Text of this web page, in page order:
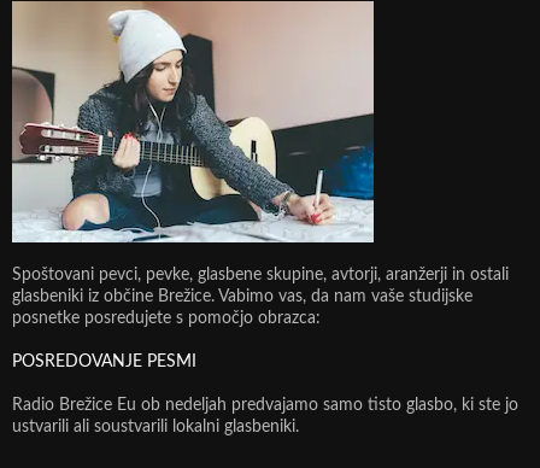
Spoštovani pevci, pevke, glasbene skupine, avtorji, aranžerji in ostali
glasbeniki iz občine Brežice. Vabimo vas, da nam vaše studijske
posnetke posredujete s pomočjo obrazca:
POSREDOVANJE PESMI
Radio Brežice Eu ob nedeljah predvajamo samo tisto glasbo, ki ste jo
ustvarili ali soustvarili lokalni glasbeniki.